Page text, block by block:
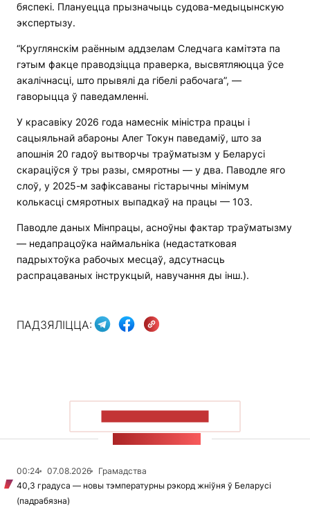
бяспекі. Плануецца прызначыць судова-медыцынскую
экспертызу.
“Круглянскім раённым аддзелам Следчага камітэта па
гэтым факце праводзіцца праверка, высвятляюцца ўсе
акалічнасці, што прывялі да гібелі рабочага”, —
гаворыцца ў паведамленні.
У красавіку 2026 года намеснік міністра працы і
сацыяльнай абароны Алег Токун паведаміў, што за
апошнія 20 гадоў вытворчы траўматызм у Беларусі
скараціўся ў тры разы, смяротны — у два. Паводле яго
слоў, у 2025-м зафіксаваны гістарычны мінімум
колькасці смяротных выпадкаў на працы — 103.
Паводле даных Мінпрацы, асноўны фактар ​​траўматызму
— недапрацоўка наймальніка (недастатковая
падрыхтоўка рабочых месцаў, адсутнасць
распрацаваных інструкцый, навучання ды інш.).
ПАДЗЯЛІЦЦА:
00:24 07.08.2026
Грамадства
40,3 градуса — новы тэмпературны рэкорд жніўня ў Беларусі
(падрабязна)